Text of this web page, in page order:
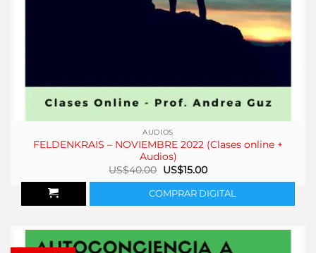
AUDIOS
FELDENKRAIS – NOVIEMBRE 2022 (Clases online +
Audios)
US$40.00 El
precio
era:
US$40.00.
US$15.00El
actual
es:
US$15.00.
COMPRAR DIGITAL